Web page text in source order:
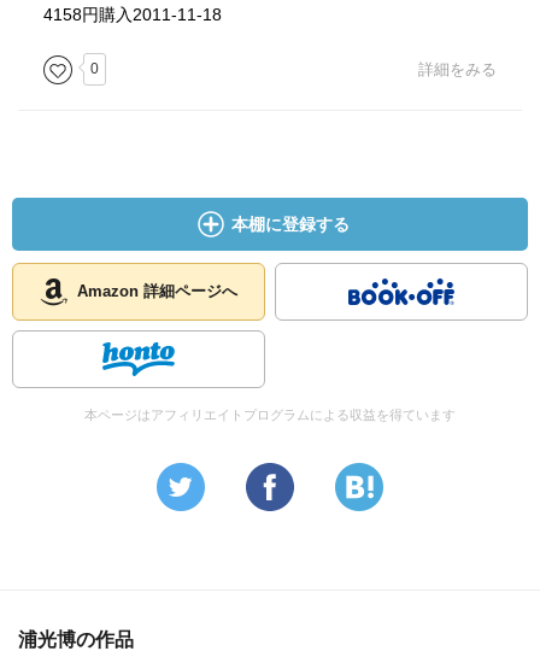
4158円購入2011-11-18
0 詳細をみる
本棚に登録する
Amazon 詳細ページへ
本ページはアフィリエイトプログラムによる収益を得ています
浦光博の作品